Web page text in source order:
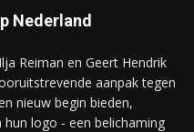
Nederland
Reiman en Geert Hendrik
aanpak tegen
nieuw begin bieden,
logo - een belichaming